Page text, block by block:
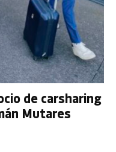
de carsharing
Mutares